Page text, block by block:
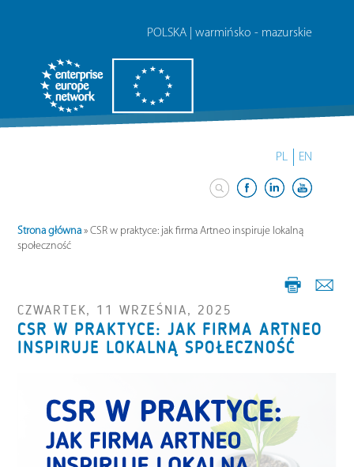
POLSKA | warmińsko - mazurskie
PL EN
Strona główna »CSR w praktyce: jak firma Artneo inspiruje lokalną
społeczność
CZWARTEK, 11 WRZEŚNIA, 2025
CSR W PRAKTYCE: JAK FIRMA ARTNEO
INSPIRUJE LOKALNĄ SPOŁECZNOŚĆ